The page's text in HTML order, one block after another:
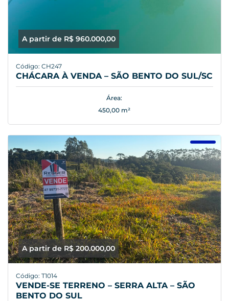
A partir de R$ 960.000,00
Código: CH247
CHÁCARA À VENDA – SÃO BENTO DO SUL/SC
Área:
450,00 m²
A partir de R$ 200.000,00
Código: T1014
VENDE-SE TERRENO – SERRA ALTA – SÃO
BENTO DO SUL